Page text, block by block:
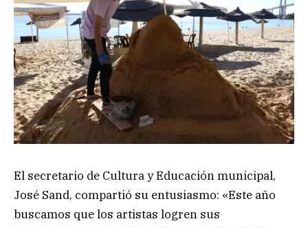
El secretario de Cultura y Educación municipal,
José Sand, compartió su entusiasmo: «Este año
buscamos que los artistas logren sus